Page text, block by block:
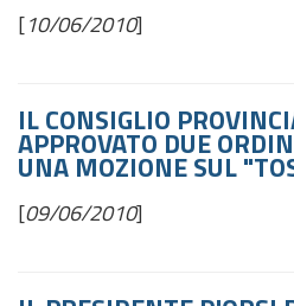
[10/06/2010]
IL CONSIGLIO
APPROVATO DUE
UNA MOZIONE SUL
[09/06/2010]